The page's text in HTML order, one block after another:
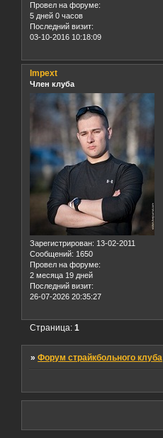
Провел на форуме:
5 дней 0 часов
Последний визит:
03-10-2016 10:18:09
Impext
Член клуба
Зарегистрирован: 13-02-2011
Сообщений: 1650
Провел на форуме:
2 месяца 19 дней
Последний визит:
26-07-2026 20:35:27
Страница:1
»Форум страйкбольного клуба